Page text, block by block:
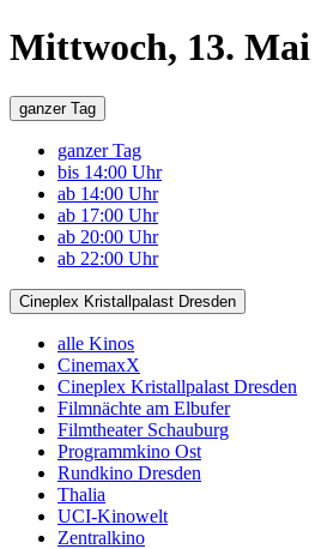
Mittwoch, 13. Mai
ganzer Tag
ganzer Tag
bis 14:00 Uhr
ab 14:00 Uhr
ab 17:00 Uhr
ab 20:00 Uhr
ab 22:00 Uhr
Cineplex Kristallpalast Dresden
alle Kinos
CinemaxX
Cineplex Kristallpalast Dresden
Filmnächte am Elbufer
Filmtheater Schauburg
Programmkino Ost
Rundkino Dresden
Thalia
UCI-Kinowelt
Zentralkino